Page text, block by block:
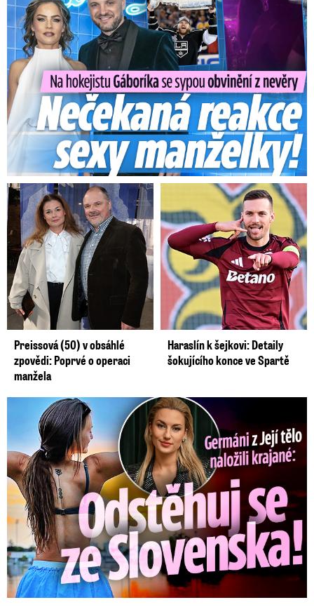
Preissová (50) v obsáhlé
zpovědi: Poprvé o operaci
manžela
Haraslín k šejkovi: Detaily
šokujícího konce ve Spartě
Germáni z Jejího těla: Odstěhuj se, vzkázali jí krajané